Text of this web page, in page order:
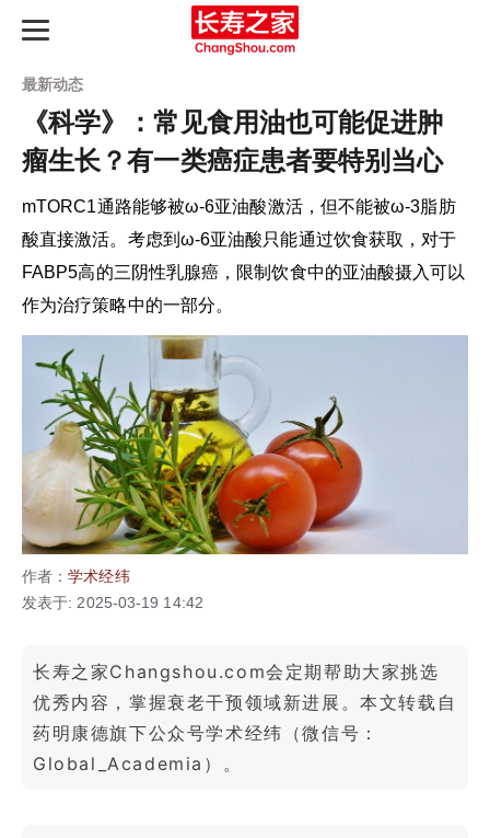
最新动态
长寿指南
知识图谱
产品评测
延寿天梯榜
最新动态
《科学》：常见食用油也可能促进肿
瘤生长？有一类癌症患者要特别当心
mTORC1通路能够被ω-6亚油酸激活，但不能被ω-3脂肪
酸直接激活。考虑到ω-6亚油酸只能通过饮食获取，对于
FABP5高的三阴性乳腺癌，限制饮食中的亚油酸摄入可以
作为治疗策略中的一部分。
作者：学术经纬
发表于: 2025-03-19 14:42
长寿之家Changshou.com会定期帮助大家挑选
优秀内容，掌握衰老干预领域新进展。本文转载自
药明康德旗下公众号学术经纬（微信号：
Global_Academia）。